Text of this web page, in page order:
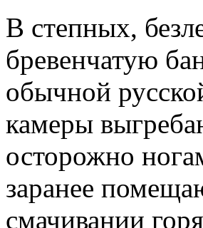
В степных,
бревенчатую
обычной
камеры
осторожно
заранее
смачивании